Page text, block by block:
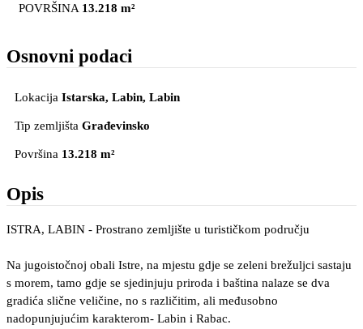
POVRŠINA 13.218 m²
Osnovni podaci
Lokacija Istarska, Labin, Labin
Tip zemljišta Građevinsko
Površina 13.218 m²
Opis
ISTRA, LABIN - Prostrano zemljište u turističkom području
Na jugoistočnoj obali Istre, na mjestu gdje se zeleni brežuljci sastaju
s morem, tamo gdje se sjedinjuju priroda i baština nalaze se dva
gradića slične veličine, no s različitim, ali međusobno
nadopunjujućim karakterom- Labin i Rabac.